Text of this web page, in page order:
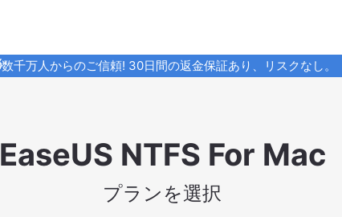
数千万人からのご信頼! 30日間の返金保証あり、リスクなし。
EaseUS NTFS For Mac
プランを選択